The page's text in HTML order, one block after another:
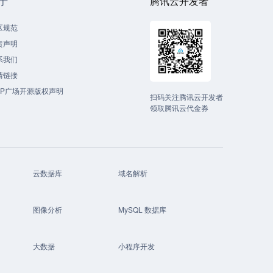
规范
声明
我们
链接
广场开源版权声明
扫码关注腾讯云开发者
领取腾讯云代金券
云数据库 域名解析
图像分析 MySQL 数据库
大数据 小程序开发